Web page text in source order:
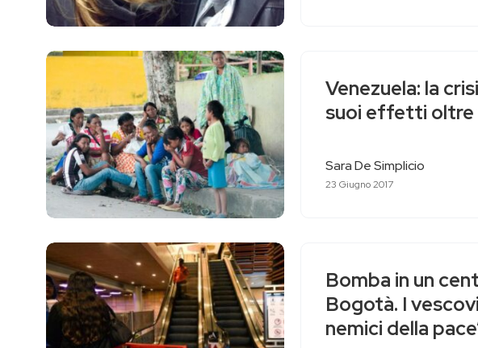
Venezuela: la
suoi effetti
Sara De Simplicio
23 Giugno 2017
Bomba in un
Bogotà. I
nemici della